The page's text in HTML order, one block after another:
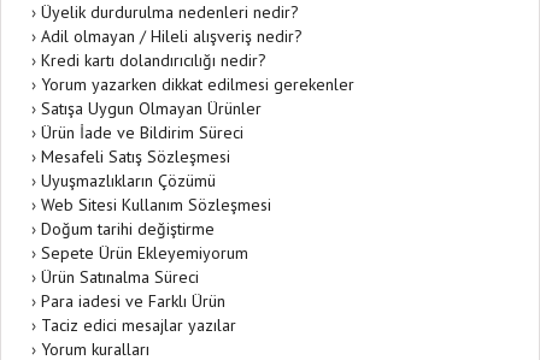
› Üyelik durdurulma nedenleri nedir?
› Adil olmayan / Hileli alışveriş nedir?
› Kredi kartı dolandırıcılığı nedir?
› Yorum yazarken dikkat edilmesi gerekenler
› Satışa Uygun Olmayan Ürünler
› Ürün İade ve Bildirim Süreci
› Mesafeli Satış Sözleşmesi
› Uyuşmazlıkların Çözümü
› Web Sitesi Kullanım Sözleşmesi
› Doğum tarihi değiştirme
› Sepete Ürün Ekleyemiyorum
› Ürün Satınalma Süreci
› Para iadesi ve Farklı Ürün
› Taciz edici mesajlar yazılar
› Yorum kuralları